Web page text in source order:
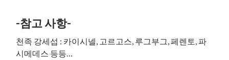
-참고 사항-
천족 강세섭 : 카이시넬, 고르고스, 루그부그, 페렌토, 파
시메데스 등등…